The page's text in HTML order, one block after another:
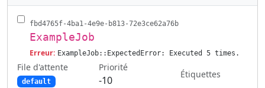
fbd4765f-4ba1-4e9e-b813-72e3ce62a76b
ExampleJob
Erreur: ExampleJob::ExpectedError: Executed 5 times.
File d'attente
default
Priorité
-10
Étiquettes